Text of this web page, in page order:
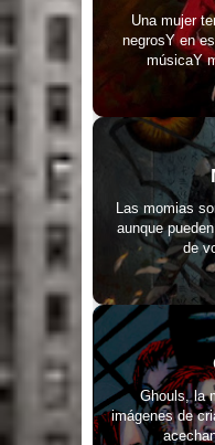
Una mujer
negrosY en
músicaY
Las momias
aunque
de
Ghouls, la
imágenes de